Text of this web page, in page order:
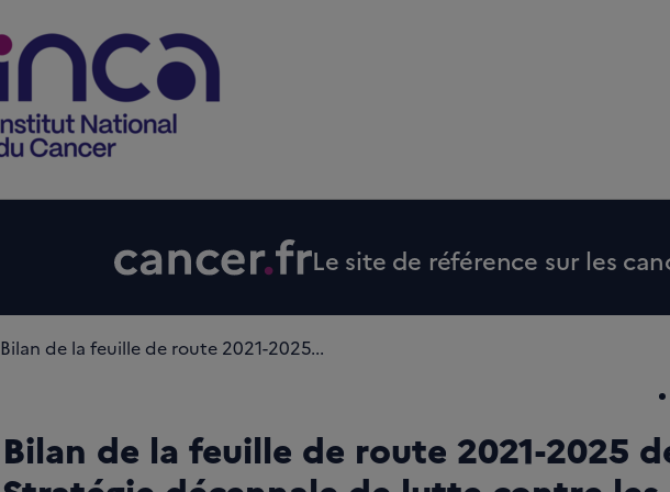
Le site de référence sur les
Bilan de la feuille de route 2021-2025...
Bilan de la feuille de route 2021-2025